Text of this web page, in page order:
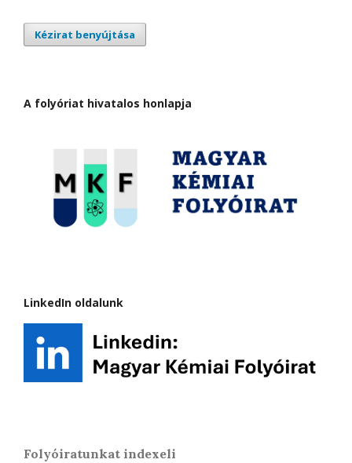
Kézirat benyújtása
A folyóriat hivatalos honlapja
LinkedIn oldalunk
Folyóiratunkat indexeli